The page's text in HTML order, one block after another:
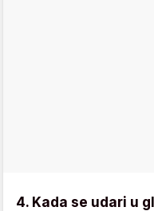
4. Kada se udari u